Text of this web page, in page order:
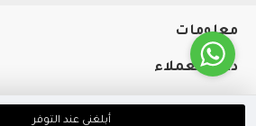
أبلغني عند التوفر
معلومات
دعم العملاء
حســـابي